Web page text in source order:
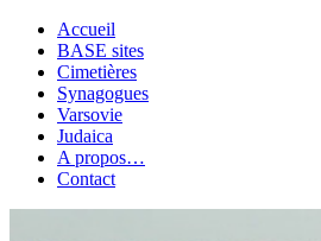
Accueil
BASE sites
Cimetières
Synagogues
Varsovie
Judaica
A propos…
Contact